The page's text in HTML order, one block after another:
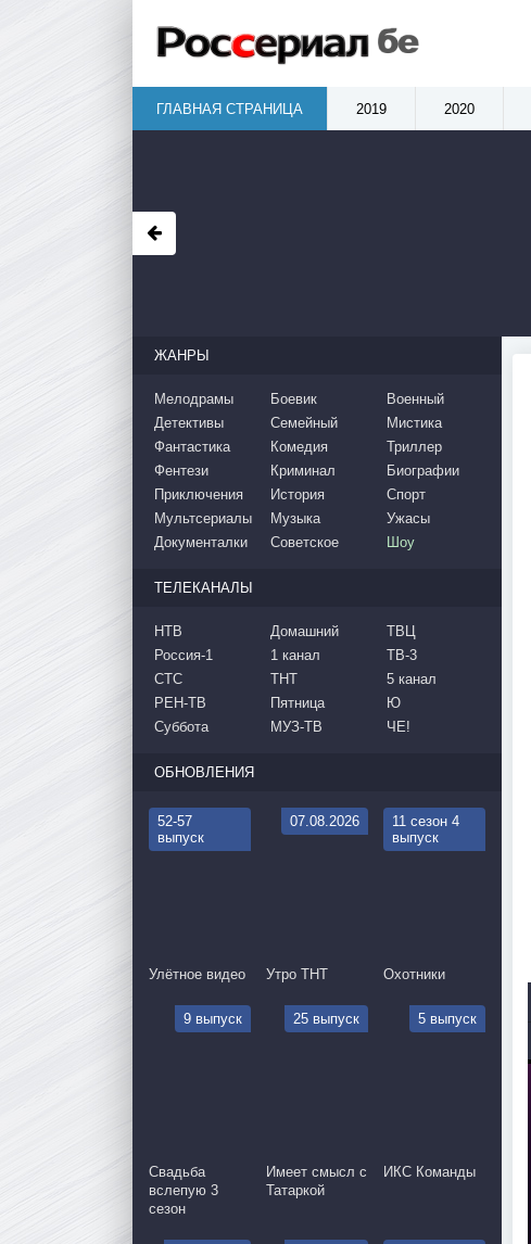
ЖАНРЫ
Мелодрамы
Детективы
Фантастика
Боевик
Семейный
Комедия
Военный
Мистика
Триллер
Фентези
Приключения
Мультсериалы
Документалки
Криминал
История
Музыка
Советское
Биографии
Спорт
Ужасы
Шоу
ТЕЛЕКАНАЛЫ
НТВ
Россия-1
СТС
РЕН-ТВ
Суббота
Домашний
1 канал
ТНТ
Пятница
МУЗ-ТВ
ТВЦ
ТВ-3
5 канал
Ю
ЧЕ!
ОБНОВЛЕНИЯ
52-57
выпуск
Улётное видео
07.08.2026
Утро ТНТ
11 сезон 4
выпуск
Охотники
9 выпуск
Свадьба
вслепую 3
сезон
25 выпуск
Имеет смысл с
Татаркой
5 выпуск
ИКС Команды
ГЛАВНАЯ СТРАНИЦА 2019 2020